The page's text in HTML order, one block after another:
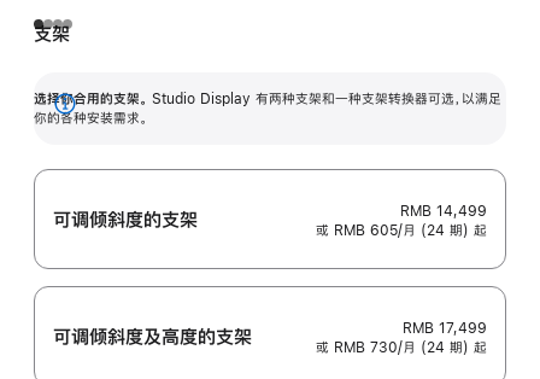
支架
选择你合用的支架。 Studio Display 有两种支架和一种支架转换器可选，以满足
你的各种安装需求。
展
可调倾斜度的支架
RMB 14,499
或 RMB 605/月 (24 期) 起
可调倾斜度及高‍度的支‍架
RMB 17,499
或 RMB 730/月 (24 期) 起